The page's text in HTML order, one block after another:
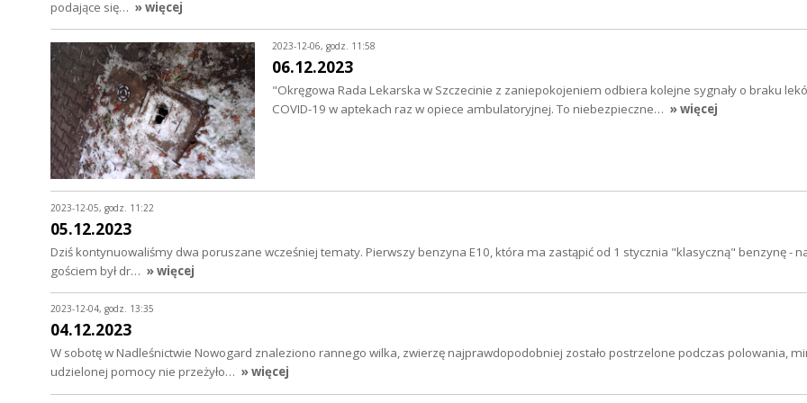
podające się… » więcej
2023-12-06, godz. 11:58
06.12.2023
"Okręgowa Rada Lekarska w Szczecinie z zaniepokojeniem odbiera kolejne sygnały o braku
COVID-19 w aptekach raz w opiece ambulatoryjnej. To niebezpieczne… » więcej
2023-12-05, godz. 11:22
05.12.2023
Dziś kontynuowaliśmy dwa poruszane wcześniej tematy. Pierwszy benzyna E10, która ma zastąpić od 1 stycznia "klasyczną" benzynę -
gościem był dr… » więcej
2023-12-04, godz. 13:35
04.12.2023
W sobotę w Nadleśnictwie Nowogard znaleziono rannego wilka, zwierzę najprawdopodobniej zostało postrzelone podczas polowania,
udzielonej pomocy nie przeżyło… » więcej